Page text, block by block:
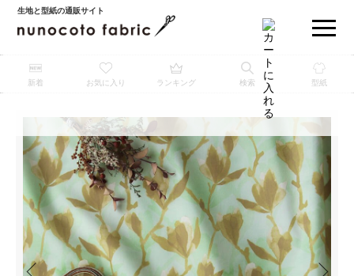
生地と型紙の通販サイト
新着 お気に入り ランキング 検索 型紙